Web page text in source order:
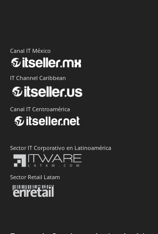
Canal IT México
IT Channel Caribbean
Canal IT Centroamérica
Sector IT Corporativo en Latinoamérica
Sector Retail Latam